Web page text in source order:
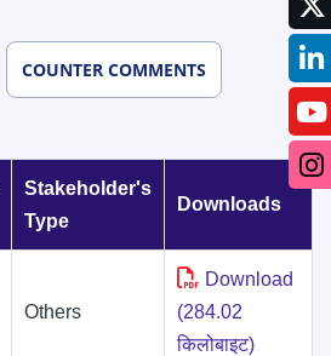
COUNTER COMMENTS
Stakeholder's
Type
Downloads
Others
Download
(284.02
किलोबाइट)